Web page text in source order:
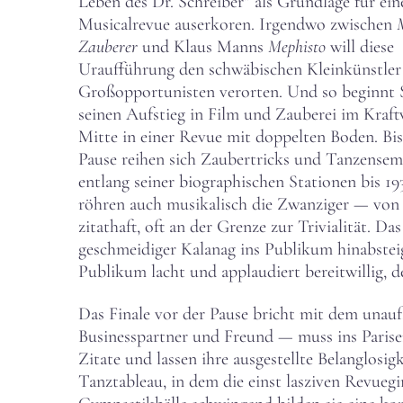
Musicalrevue auserkoren. Irgendwo zwischen
Zauberer und Klaus Manns Mephisto will diese
Uraufführung den schwäbischen
Großopportunisten verorten. Und so beginnt
seinen Aufstieg in Film und Zauberei im
Mitte in einer Revue mit doppelten Boden.
Pause reihen sich Zaubertricks und
entlang seiner biographischen Stationen bis
röhren auch musikalisch die Zwanziger —
zitathaft, oft an der Grenze zur Trivialität.
geschmeidiger Kalanag ins Publikum
Publikum lacht und applaudiert bereitwillig,
Das Finale vor der Pause bricht mit dem
Businesspartner und Freund — muss ins
Zitate und lassen ihre ausgestellte
Tanztableau, in dem die einst lasziven